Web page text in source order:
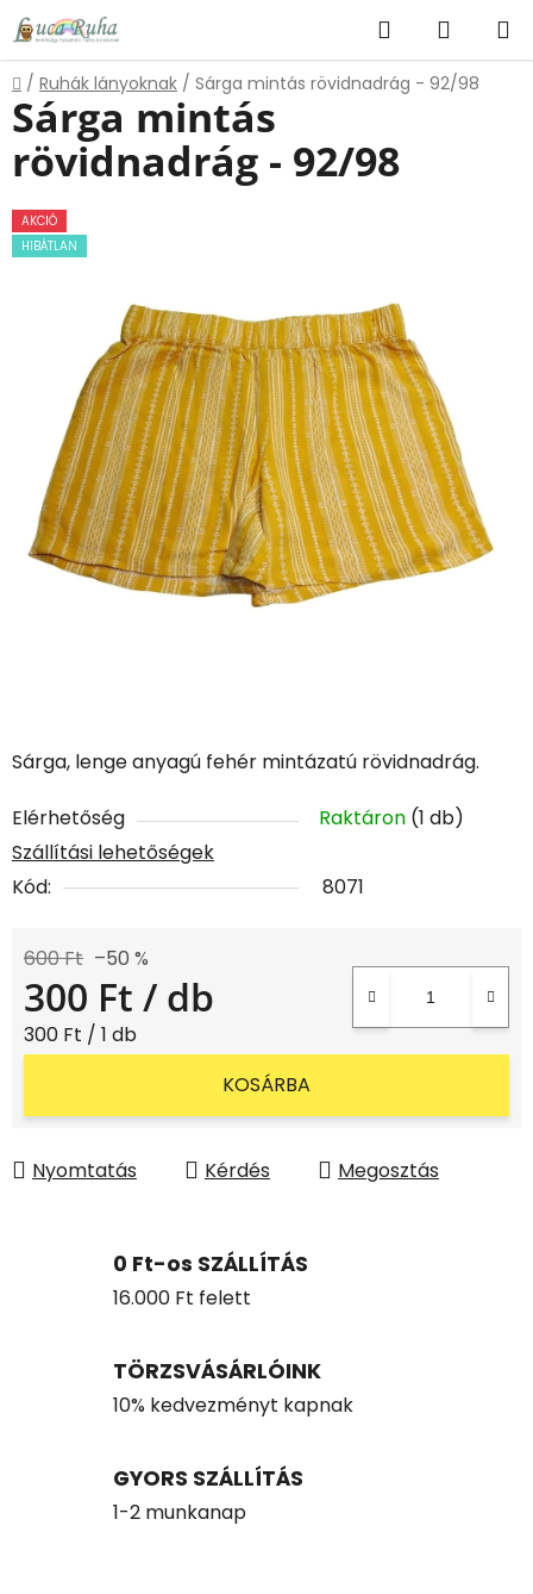
Ugrás
fő
tartalomhoz
KeresésKOSÁR
Kezdőlap
/ Ruhák lányoknak / Sárga mintás rövidnadrág - 92/98
Sárga, lenge anyagú fehér mintázatú rövidnadrág.
Elérhetőség Raktáron (1 db)
Szállítási lehetőségek
Kód:
8071
600 Ft –50 %
300 Ft / db
Egységár:
300 Ft / 1 db
KOSÁRBA
Nyomtatás Kérdés Megosztás
Sárga mintás
rövidnadrág - 92/98
AKCIÓ
HIBÁTLAN
0 Ft-os SZÁLLÍTÁS
16.000 Ft felett
TÖRZSVÁSÁRLÓINK
10% kedvezményt kapnak
GYORS SZÁLLÍTÁS
1-2 munkanap